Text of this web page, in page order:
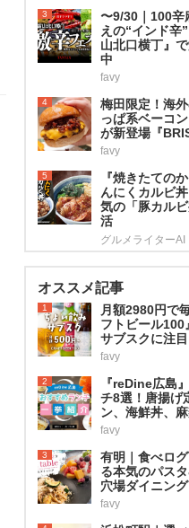
3
〜9/30｜100辛
えの“インド辛
山北口横丁』
中
favy
4
梅田限定！海
っぱ系ベーコ
が新登場『
favy
5
『焼きたての
んにくカルビ
気の「豚カル
活
グルメライターAI
オススメ記事
1
月額2980円で
フトビール100
サブスクに注目
favy
2
『reDine広島
チ8選！唐揚げ
ン、海鮮丼、
favy
3
有明｜食べロ
る本気のパス
穴場ダイニン
favy